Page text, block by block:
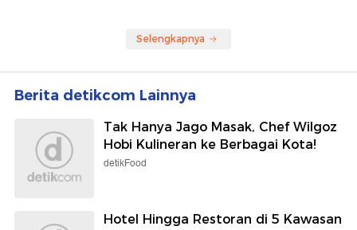
Selengkapnya
Berita detikcom Lainnya
Tak Hanya Jago Masak, Chef Wilgoz
Hobi Kulineran ke Berbagai Kota!
detikFood
Hotel Hingga Restoran di 5 Kawasan